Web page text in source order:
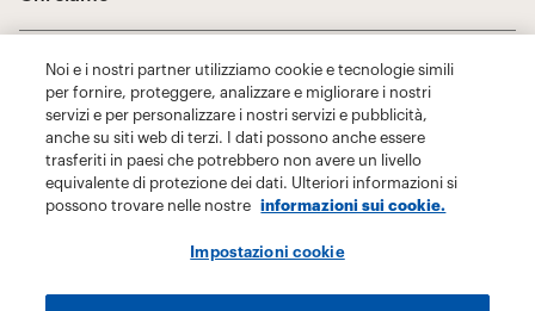
Noi e i nostri partner utilizziamo cookie e tecnologie simili
per fornire, proteggere, analizzare e migliorare i nostri
servizi e per personalizzare i nostri servizi e pubblicità,
anche su siti web di terzi. I dati possono anche essere
trasferiti in paesi che potrebbero non avere un livello
equivalente di protezione dei dati. Ulteriori informazioni si
possono trovare nelle nostre
informazioni sui cookie.
Impostazioni cookie